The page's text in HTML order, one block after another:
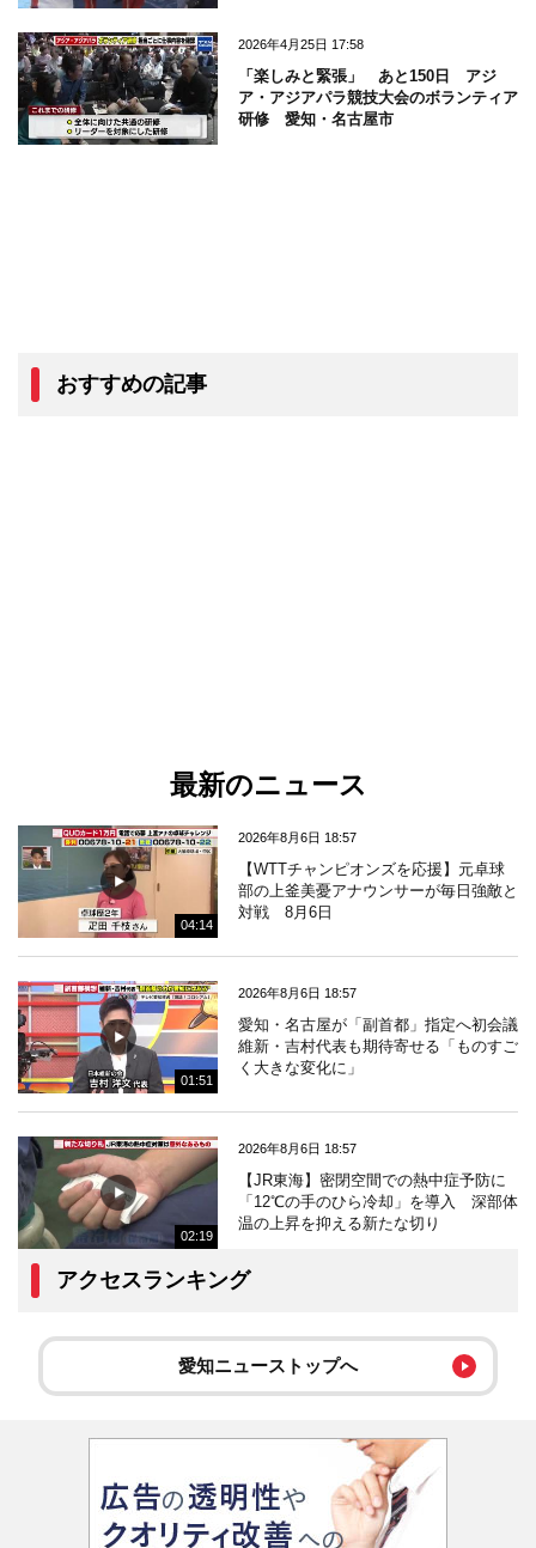
2026年4月25日 17:58
「楽しみと緊張」 あと150日 アジ
ア・アジアパラ競技大会のボランティア
研修 愛知・名古屋市
おすすめの記事
最新のニュース
04:14
2026年8月6日 18:57
【WTTチャンピオンズを応援】元卓球
部の上釜美憂アナウンサーが毎日強敵と
対戦 8月6日
01:51
2026年8月6日 18:57
愛知・名古屋が「副首都」指定へ初会議
維新・吉村代表も期待寄せる「ものすご
く大きな変化に」
02:19
2026年8月6日 18:57
【JR東海】密閉空間での熱中症予防に
「12℃の手のひら冷却」を導入 深部体
温の上昇を抑える新たな切り
アクセスランキング
愛知ニューストップへ